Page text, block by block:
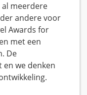
meerdere
andere voor
Awards for
met een
De
we denken